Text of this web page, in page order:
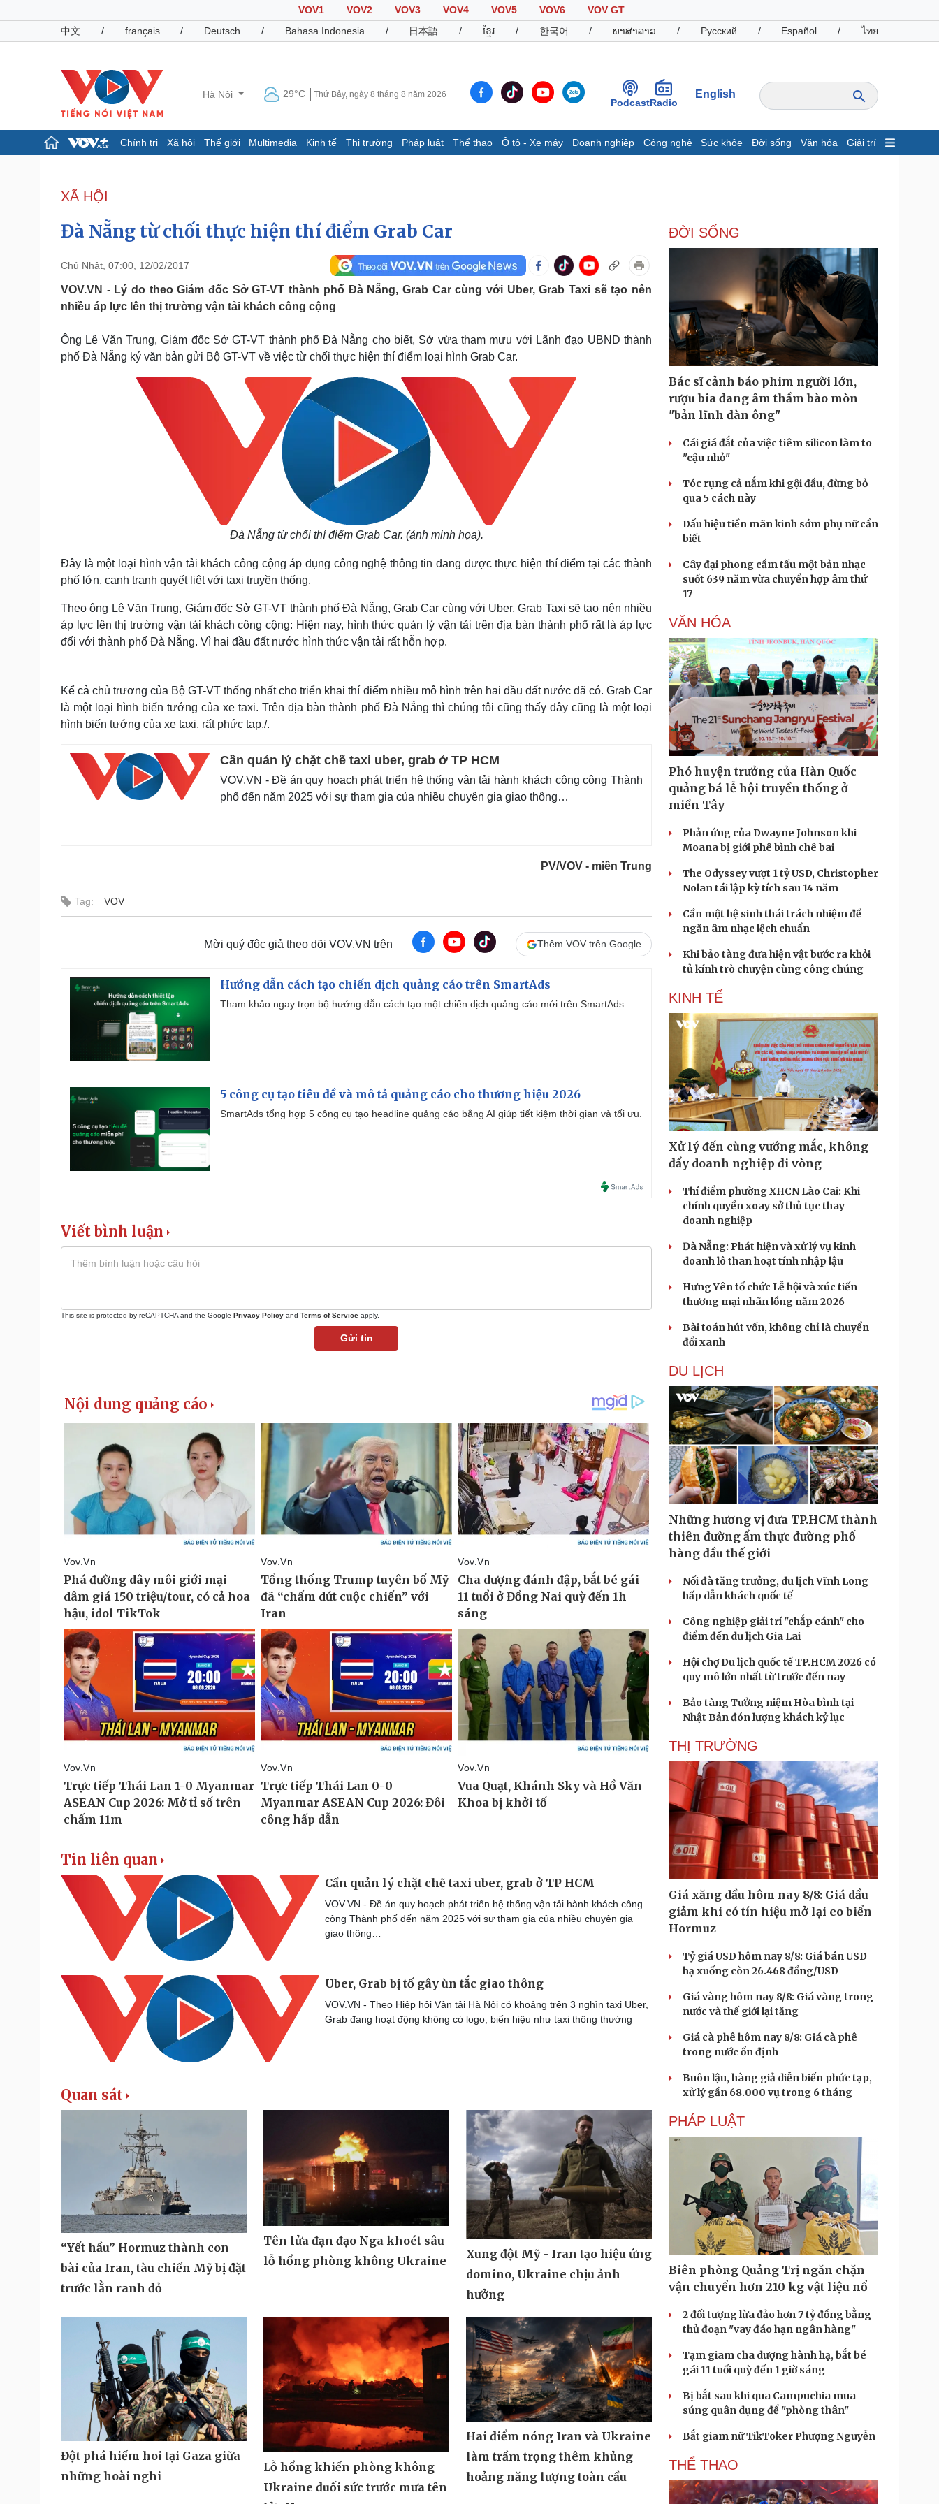
VOV1 VOV2 VOV3 VOV4 VOV5 VOV6
VOV GT
中文
/ français / Deutsch / Bahasa Indonesia / 日本語 / ខ្មែរ / 한국어 / ພາສາລາວ / Русский / Español / ไทย
Hà Nội 29°C Thứ Bảy, ngày 8 tháng 8 năm 2026
PodcastRadio
English
Chính trị Xã hội Thế giới Multimedia Kinh tế Thị trường Pháp luật Thể thao Ô tô - Xe máy Doanh nghiệp Công nghệ Sức khỏe Đời sống Văn hóa Giải trí
Đảng
Tổ chức nhân sự
Quốc hội
Nhận diện sự thật
Dấu ấn VOV
Hồ sơ
Giá cà phê
Pháp luật
Vụ án
Tư vấn luật
Quân sự - Quốc phòng
Vũ khí
Phân tích
Thể thao
Thế giới thể thao
eSports
Hậu trường
Ô tô - Xe máy
Tư vấn
Doanh nghiệp
Thông tin doanh nghiệp
Doanh nghiệp 24h
Doanh nhân
Vì cộng đồng
Công nghệ
Sành điệu
Tin Công nghệ
Trải nghiệm
Chuyển đổi số
Dinh dưỡng - món ngon
Đời sống
Nhà đẹp
Tình yêu - Gia đình
Sân khấu - Điện ảnh
Văn học
Âm nhạc
Nghệ sĩ
Thời trang
Sao Việt
Podcast
Đọc truyện đêm khuya
Cửa sổ tình yêu
Kể chuyện cho bé
XÃ HỘI
Đà Nẵng từ chối thực hiện thí điểm Grab Car
Chủ Nhật, 07:00, 12/02/2017
VOV.VN - Lý do theo Giám đốc Sở GT-VT thành phố Đà Nẵng, Grab Car cùng với Uber, Grab Taxi sẽ tạo nên
nhiều áp lực lên thị trường vận tải khách công cộng
Ông Lê Văn Trung, Giám đốc Sở GT-VT thành phố Đà Nẵng cho biết, Sở vừa tham mưu với Lãnh đạo UBND thành
phố Đà Nẵng ký văn bản gửi Bộ GT-VT về việc từ chối thực hiện thí điểm loại hình Grab Car.
Đà Nẵng từ chối thí điểm Grab Car. (ảnh minh họa).
Đây là một loại hình vận tải khách công cộng áp dụng công nghệ thông tin đang được thực hiện thí điểm tại các thành
phố lớn, cạnh tranh quyết liệt với taxi truyền thống.
Theo ông Lê Văn Trung, Giám đốc Sở GT-VT thành phố Đà Nẵng, Grab Car cùng với Uber, Grab Taxi sẽ tạo nên nhiều
áp lực lên thị trường vận tải khách công cộng: Hiện nay, hình thức quản lý vận tải trên địa bàn thành phố rất là áp lực
đối với thành phố Đà Nẵng. Vì hai đầu đất nước hình thức vận tải rất hỗn hợp.
Kể cả chủ trương của Bộ GT-VT thống nhất cho triển khai thí điểm nhiều mô hình trên hai đầu đất nước đã có. Grab Car
là một loại hình biến tướng của xe taxi. Trên địa bàn thành phố Đà Nẵng thì chúng tôi cũng thấy đây cũng là một loại
hình biến tướng của xe taxi, rất phức tạp./.
Cần quản lý chặt chẽ taxi uber, grab ở TP HCM
VOV.VN - Đề án quy hoạch phát triển hệ thống vận tải hành khách công cộng Thành
phố đến năm 2025 với sự tham gia của nhiều chuyên gia giao thông…
PV/VOV - miền Trung
Tag: VOV
Mời quý độc giả theo dõi VOV.VN trên Thêm VOV trên Google
Hướng dẫn cách tạo chiến dịch quảng cáo trên SmartAds
Tham khảo ngay trọn bộ hướng dẫn cách tạo một chiến dịch quảng cáo mới trên SmartAds.
5 công cụ tạo tiêu đề và mô tả quảng cáo cho thương hiệu 2026
SmartAds tổng hợp 5 công cụ tạo headline quảng cáo bằng AI giúp tiết kiệm thời gian và tối ưu.
Viết bình luận
This site is protected by reCAPTCHA and the Google Privacy Policy and Terms of Service apply.
Gửi tin
Tin liên quan
Cần quản lý chặt chẽ taxi uber, grab ở TP HCM
VOV.VN - Đề án quy hoạch phát triển hệ thống vận tải hành khách công
cộng Thành phố đến năm 2025 với sự tham gia của nhiều chuyên gia
giao thông…
Uber, Grab bị tố gây ùn tắc giao thông
VOV.VN - Theo Hiệp hội Vận tải Hà Nội có khoảng trên 3 nghìn taxi Uber,
Grab đang hoạt động không có logo, biển hiệu như taxi thông thường
Quan sát
“Yết hầu” Hormuz thành con
bài của Iran, tàu chiến Mỹ bị đặt
trước lằn ranh đỏ
Tên lửa đạn đạo Nga khoét sâu
lỗ hổng phòng không Ukraine
Xung đột Mỹ - Iran tạo hiệu ứng
domino, Ukraine chịu ảnh
hưởng
Đột phá hiếm hoi tại Gaza giữa
những hoài nghi
Lỗ hổng khiến phòng không
Ukraine đuối sức trước mưa tên
Hai điểm nóng Iran và Ukraine
làm trầm trọng thêm khủng
hoảng năng lượng toàn cầu
ĐỜI SỐNG
Bác sĩ cảnh báo phim người lớn,
rượu bia đang âm thầm bào mòn
"bản lĩnh đàn ông"
Cái giá đắt của việc tiêm silicon làm to
"cậu nhỏ"
Tóc rụng cả nắm khi gội đầu, đừng bỏ
qua 5 cách này
Dấu hiệu tiền mãn kinh sớm phụ nữ cần
biết
Cây đại phong cầm tấu một bản nhạc
suốt 639 năm vừa chuyển hợp âm thứ
17
VĂN HÓA
Phó huyện trưởng của Hàn Quốc
quảng bá lễ hội truyền thống ở
miền Tây
Phản ứng của Dwayne Johnson khi
Moana bị giới phê bình chê bai
The Odyssey vượt 1 tỷ USD, Christopher
Nolan tái lập kỳ tích sau 14 năm
Cần một hệ sinh thái trách nhiệm để
ngăn âm nhạc lệch chuẩn
Khi bảo tàng đưa hiện vật bước ra khỏi
tủ kính trò chuyện cùng công chúng
KINH TẾ
Xử lý đến cùng vướng mắc, không
đẩy doanh nghiệp đi vòng
Thí điểm phường XHCN Lào Cai: Khi
chính quyền xoay sở thủ tục thay
doanh nghiệp
Đà Nẵng: Phát hiện và xử lý vụ kinh
doanh lô than hoạt tính nhập lậu
Hưng Yên tổ chức Lễ hội và xúc tiến
thương mại nhãn lồng năm 2026
Bài toán hút vốn, không chỉ là chuyển
đổi xanh
DU LỊCH
Những hương vị đưa TP.HCM thành
thiên đường ẩm thực đường phố
hàng đầu thế giới
Nối đà tăng trưởng, du lịch Vĩnh Long
hấp dẫn khách quốc tế
Công nghiệp giải trí "chắp cánh" cho
điểm đến du lịch Gia Lai
Hội chợ Du lịch quốc tế TP.HCM 2026 có
quy mô lớn nhất từ trước đến nay
Bảo tàng Tưởng niệm Hòa bình tại
Nhật Bản đón lượng khách kỷ lục
THỊ TRƯỜNG
Giá xăng dầu hôm nay 8/8: Giá dầu
giảm khi có tín hiệu mở lại eo biển
Hormuz
Tỷ giá USD hôm nay 8/8: Giá bán USD
hạ xuống còn 26.468 đồng/USD
Giá vàng hôm nay 8/8: Giá vàng trong
nước và thế giới lại tăng
Giá cà phê hôm nay 8/8: Giá cà phê
trong nước ổn định
Buôn lậu, hàng giả diễn biến phức tạp,
xử lý gần 68.000 vụ trong 6 tháng
PHÁP LUẬT
Biên phòng Quảng Trị ngăn chặn
vận chuyển hơn 210 kg vật liệu nổ
2 đối tượng lừa đảo hơn 7 tỷ đồng bằng
thủ đoạn "vay đáo hạn ngân hàng"
Tạm giam cha dượng hành hạ, bắt bé
gái 11 tuổi quỳ đến 1 giờ sáng
Bị bắt sau khi qua Campuchia mua
súng quân dụng để "phòng thân"
Bắt giam nữ TikToker Phượng Nguyễn
THỂ THAO